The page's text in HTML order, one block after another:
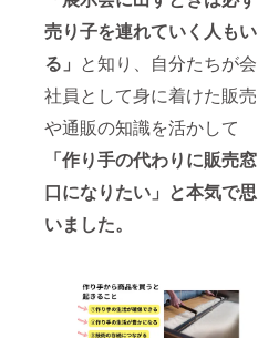
売り子を連れていく人もい
る」 と知り、自分たちが会
社員として身に着けた販売
や通販の知識を活かして
「作り手の代わりに販売窓
口になりたい」と本気で思
いました。